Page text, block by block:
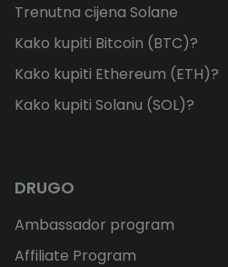
Trenutna cijena Solane
Kako kupiti Bitcoin (BTC)?
Kako kupiti Ethereum (ETH)?
Kako kupiti Solanu (SOL)?
DRUGO
Ambassador program
Affiliate Program